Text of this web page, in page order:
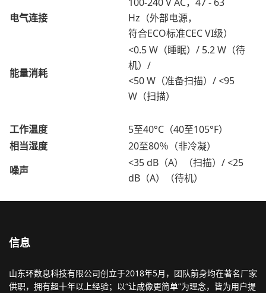
电气连接
Hz（外部电源，
符合ECO标准CEC VI级）
能量消耗
<0.5 W（睡眠）/ 5.2 W（待
机）/
<50 W（准备扫描）/ <95
W（扫描）
工作温度
5至40°C（40至105°F）
相当湿度
20至80％（非冷凝）
噪声
<35 dB（A）（扫描）/ <25
dB（A）（待机）
信息
山东环数息科技有限公司创立于2018年5月，团队前身均在著名厂家
供职，拥有超十年以上经验；以“让成像更简单”为理念，皆为用户提